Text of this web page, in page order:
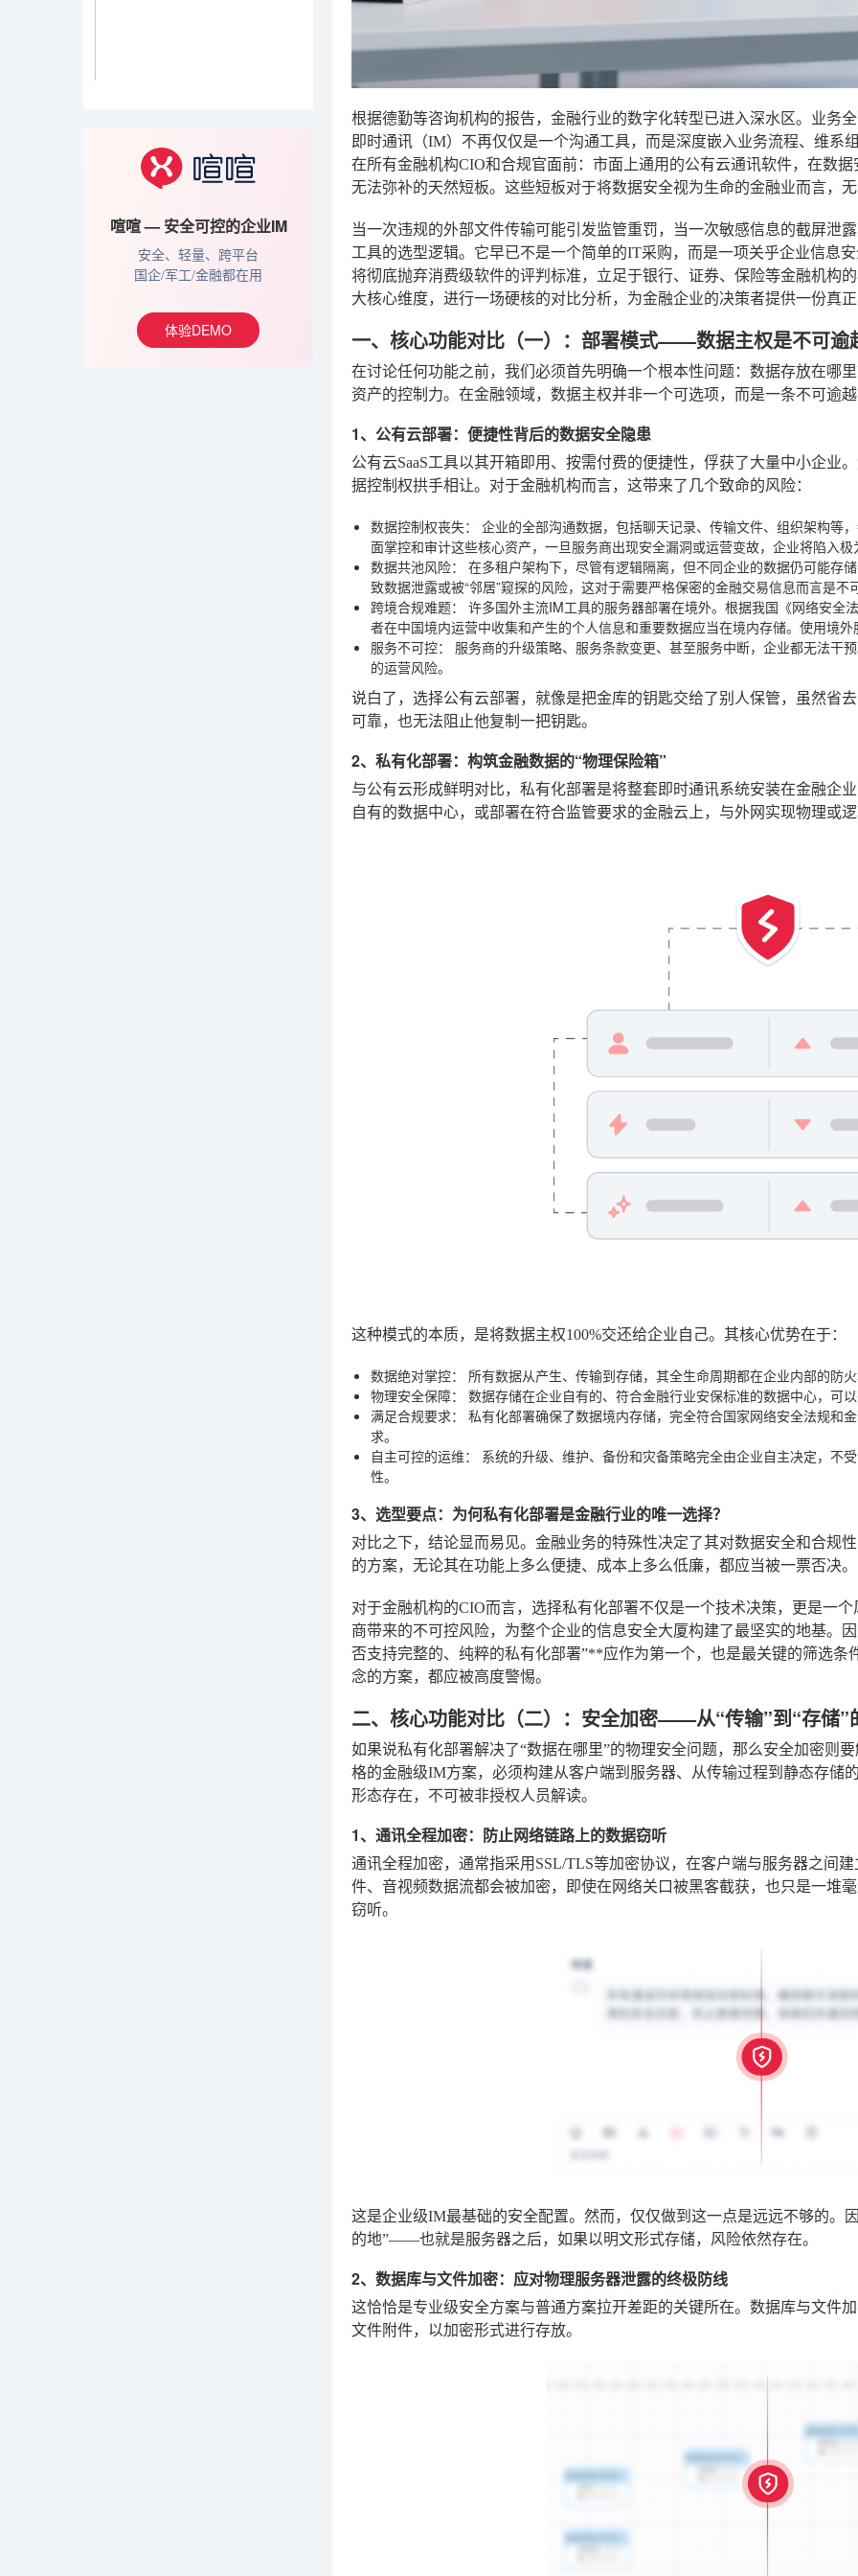
喧喧 — 安全可控的企业IM
安全、轻量、跨平台
国企/军工/金融都在用
体验DEMO
根据德勤等咨询机构的报告，金融行业的数字化转型已进入深水区。业务
即时通讯（IM）不再仅仅是一个沟通工具，而是深度嵌入业务流程、维系
在所有金融机构CIO和合规官面前：市面上通用的公有云通讯软件，在数
无法弥补的天然短板。这些短板对于将数据安全视为生命的金融业而言，
当一次违规的外部文件传输可能引发监管重罚，当一次敏感信息的截屏泄
工具的选型逻辑。它早已不是一个简单的IT采购，而是一项关乎企业信息
将彻底抛弃消费级软件的评判标准，立足于银行、证券、保险等金融机构
大核心维度，进行一场硬核的对比分析，为金融企业的决策者提供一份真
一、核心功能对比（一）：部署模式——数据主权是不可逾
在讨论任何功能之前，我们必须首先明确一个根本性问题：数据存放在哪
资产的控制力。在金融领域，数据主权并非一个可选项，而是一条不可逾
1、公有云部署：便捷性背后的数据安全隐患
公有云SaaS工具以其开箱即用、按需付费的便捷性，俘获了大量中小企业
据控制权拱手相让。对于金融机构而言，这带来了几个致命的风险：
数据控制权丧失：
企业的全部沟通数据，包括聊天记录、传输文件、组织架构等
面掌控和审计这些核心资产，一旦服务商出现安全漏洞或运营变故，企业将陷入
数据共池风险：
在多租户架构下，尽管有逻辑隔离，但不同企业的数据仍可能存
致数据泄露或被“邻居”窥探的风险，这对于需要严格保密的金融交易信息而言是不
跨境合规难题：
许多国外主流IM工具的服务器部署在境外。根据我国《网络安全
者在中国境内运营中收集和产生的个人信息和重要数据应当在境内存储。使用境
服务不可控：
服务商的升级策略、服务条款变更、甚至服务中断，企业都无法干
的运营风险。
说白了，选择公有云部署，就像是把金库的钥匙交给了别人保管，虽然省
可靠，也无法阻止他复制一把钥匙。
2、私有化部署：构筑金融数据的“物理保险箱”
与公有云形成鲜明对比，私有化部署是将整套即时通讯系统安装在金融企
自有的数据中心，或部署在符合监管要求的金融云上，与外网实现物理或
这种模式的本质，是将数据主权100%交还给企业自己。其核心优势在于：
数据绝对掌控：
所有数据从产生、传输到存储，其全生命周期都在企业内部的防
物理安全保障：
数据存储在企业自有的、符合金融行业安保标准的数据中心，可
满足合规要求：
私有化部署确保了数据境内存储，完全符合国家网络安全法规和
求。
自主可控的运维：
系统的升级、维护、备份和灾备策略完全由企业自主决定，不
性。
3、选型要点：为何私有化部署是金融行业的唯一选择？
对比之下，结论显而易见。金融业务的特殊性决定了其对数据安全和合规
的方案，无论其在功能上多么便捷、成本上多么低廉，都应当被一票否决。
对于金融机构的CIO而言，选择私有化部署不仅是一个技术决策，更是一
商带来的不可控风险，为整个企业的信息安全大厦构建了最坚实的地基。
否支持完整的、纯粹的私有化部署”**应作为第一个，也是最关键的筛选条
念的方案，都应被高度警惕。
二、核心功能对比（二）：安全加密——从“传输”到“存储”
如果说私有化部署解决了“数据在哪里”的物理安全问题，那么安全加密则
格的金融级IM方案，必须构建从客户端到服务器、从传输过程到静态存储
形态存在，不可被非授权人员解读。
1、通讯全程加密：防止网络链路上的数据窃听
通讯全程加密，通常指采用SSL/TLS等加密协议，在客户端与服务器之间
件、音视频数据流都会被加密，即使在网络关口被黑客截获，也只是一堆
窃听。
这是企业级IM最基础的安全配置。然而，仅仅做到这一点是远远不够的。
的地”——也就是服务器之后，如果以明文形式存储，风险依然存在。
2、数据库与文件加密：应对物理服务器泄露的终极防线
这恰恰是专业级安全方案与普通方案拉开差距的关键所在。数据库与文件
文件附件，以加密形式进行存放。